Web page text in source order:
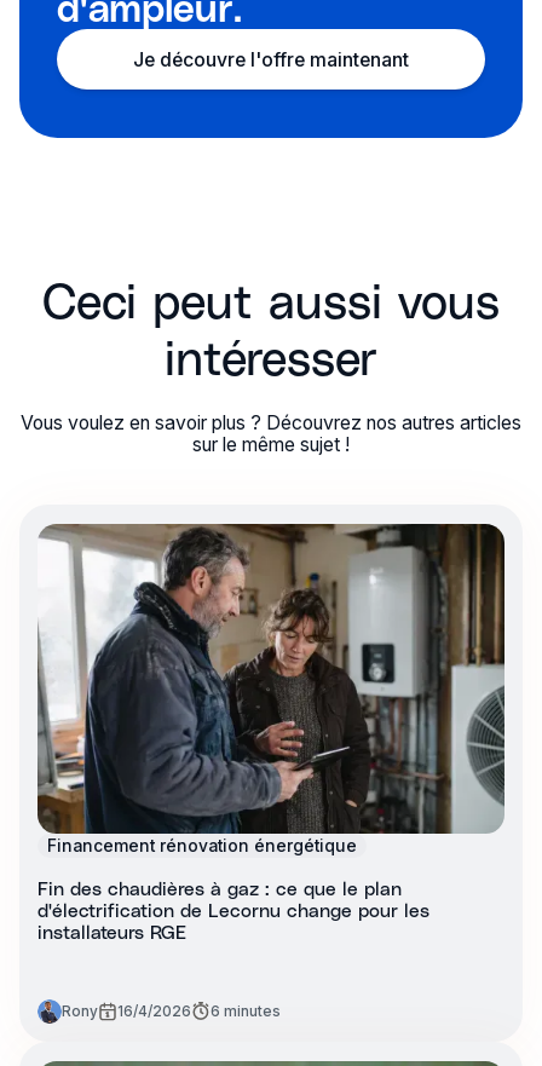
Je découvre l'offre maintenant
Ceci peut aussi vous
intéresser
Vous voulez en savoir plus ? Découvrez nos autres articles
sur le même sujet !
Financement rénovation énergétique
Fin des chaudières à gaz : ce que le plan
d'électrification de Lecornu change pour les
installateurs RGE
Rony 16/4/2026 6 minutes